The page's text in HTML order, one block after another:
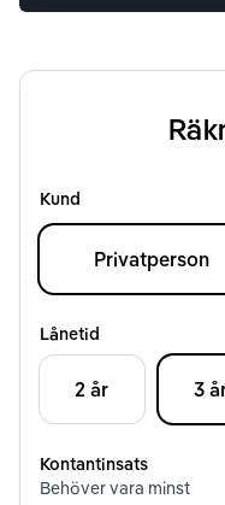
Kund
Privatperson
Lånetid
2 år 3
Kontantinsats
Behöver vara minst